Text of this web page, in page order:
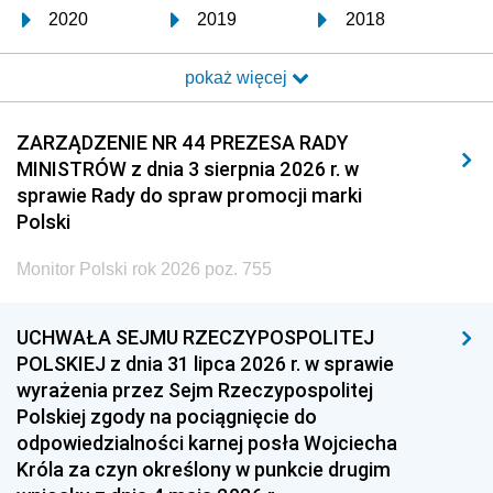
2020 2019 2018
2017 2016 2015
2014 2013 2012
2011 2010 2009
2008 2007 2006
2005
1996 1995 1994
1993 1992 1991
1990 1989
1987 1986 1985
pokaż więcej
ZARZĄDZENIE NR 44 PREZESA RADY
MINISTRÓW z dnia 3 sierpnia 2026 r. w
sprawie Rady do spraw promocji marki
Polski
Monitor Polski rok 2026 poz. 755
UCHWAŁA SEJMU RZECZYPOSPOLITEJ
POLSKIEJ z dnia 31 lipca 2026 r. w sprawie
wyrażenia przez Sejm Rzeczypospolitej
Polskiej zgody na pociągnięcie do
odpowiedzialności karnej posła Wojciecha
Króla za czyn określony w punkcie drugim